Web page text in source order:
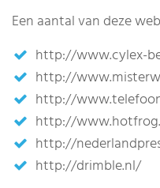
Een aantal van deze
http://www.cylex-
http://
http://
http://
http://
http://drimble.nl/